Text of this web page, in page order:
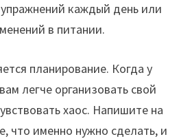
каждый день или
в питании.
планирование. Когда у
легче организовать свой
хаос. Напишите на
что именно нужно сделать, и